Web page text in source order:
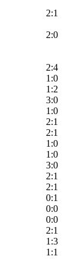
2:1
2:0
2:4
1:0
1:2
3:0
1:0
2:1
2:1
1:0
1:0
3:0
2:1
2:1
0:1
0:0
0:0
2:1
1:3
1:1